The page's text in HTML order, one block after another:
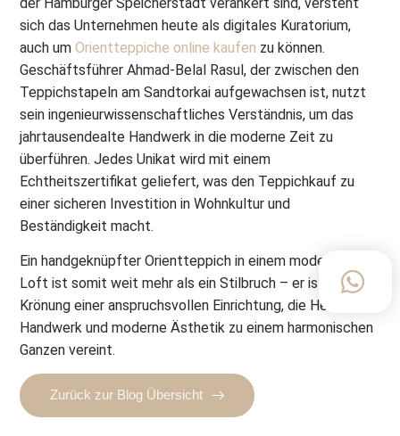
sich das Unternehmen heute als digitales Kuratorium,
auch umOrientteppiche online kaufen zu können.
Geschäftsführer Ahmad-Belal Rasul, der zwischen den
Teppichstapeln am Sandtorkai aufgewachsen ist, nutzt
sein ingenieurwissenschaftliches Verständnis, um das
jahrtausendealte Handwerk in die moderne Zeit zu
überführen. Jedes Unikat wird mit einem
Echtheitszertifikat geliefert, was den Teppichkauf zu
einer sicheren Investition in Wohnkultur und
Beständigkeit macht.
Ein handgeknüpfter Orientteppich in einem modernen
Loft ist somit weit mehr als ein Stilbruch – er ist die
Krönung einer anspruchsvollen Einrichtung, die Herkunft,
Handwerk und moderne Ästhetik zu einem harmonischen
Ganzen vereint.
Zurück zur Blog Übersicht